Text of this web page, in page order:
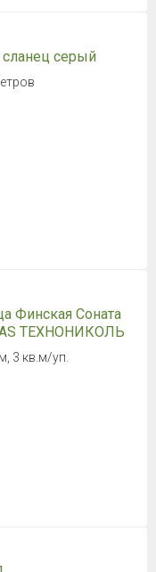
серый
Финская Соната
ТЕХНОНИКОЛЬ
3 кв.м/уп.